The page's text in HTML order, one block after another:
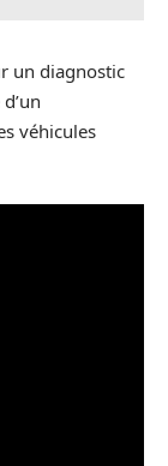
un diagnostic
véhicules